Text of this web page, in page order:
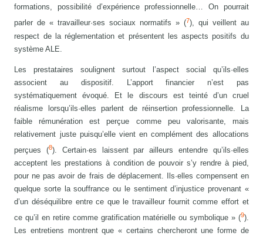
formations, possibilité d’expérience professionnelle… On pourrait
parler de « travailleur·ses sociaux normatifs » (7), qui veillent au
respect de la réglementation et présentent les aspects positifs du
système ALE.
Les prestataires soulignent surtout l’aspect social qu’ils·elles
associent au dispositif. L’apport financier n’est pas
systématiquement évoqué. Et le discours est teinté d’un cruel
réalisme lorsqu’ils·elles parlent de réinsertion professionnelle. La
faible rémunération est perçue comme peu valorisante, mais
relativement juste puisqu’elle vient en complément des allocations
perçues (8). Certain·es laissent par ailleurs entendre qu’ils·elles
acceptent les prestations à condition de pouvoir s’y rendre à pied,
pour ne pas avoir de frais de déplacement. Ils·elles compensent en
quelque sorte la souffrance ou le sentiment d’injustice provenant «
d’un déséquilibre entre ce que le travailleur fournit comme effort et
ce qu’il en retire comme gratification matérielle ou symbolique » (9).
Les entretiens montrent que « certains chercheront une forme de